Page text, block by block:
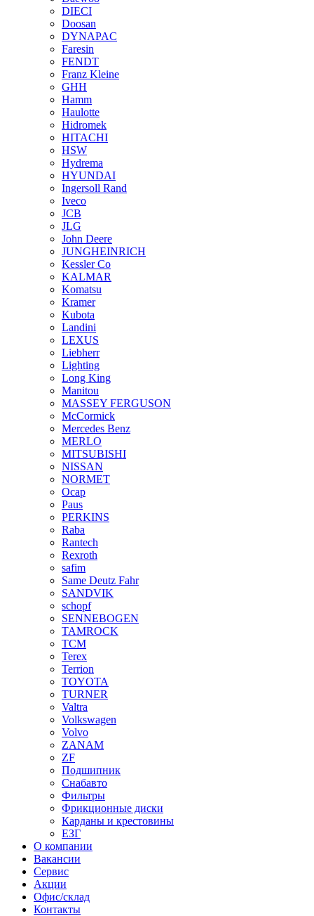
DIECI
Doosan
DYNAPAC
Faresin
FENDT
Franz Kleine
GHH
Hamm
Haulotte
Hidromek
HITACHI
HSW
Hydrema
HYUNDAI
Ingersoll Rand
Iveco
JCB
JLG
John Deere
JUNGHEINRICH
Kessler Co
KALMAR
Komatsu
Kramer
Kubota
Landini
LEXUS
Liebherr
Lighting
Long King
Manitou
MASSEY FERGUSON
McCormick
Mercedes Benz
MERLO
MITSUBISHI
NISSAN
NORMET
Ocap
Paus
PERKINS
Raba
Rantech
Rexroth
safim
Same Deutz Fahr
SANDVIK
schopf
SENNEBOGEN
TAMROCK
TCM
Terex
Terrion
TOYOTA
TURNER
Valtra
Volkswagen
Volvo
ZANAM
ZF
Подшипник
Снабавто
Фильтры
Фрикционные диски
Карданы и крестовины
ЕЗГ
О компании
Вакансии
Сервис
Акции
Офис/склад
Контакты